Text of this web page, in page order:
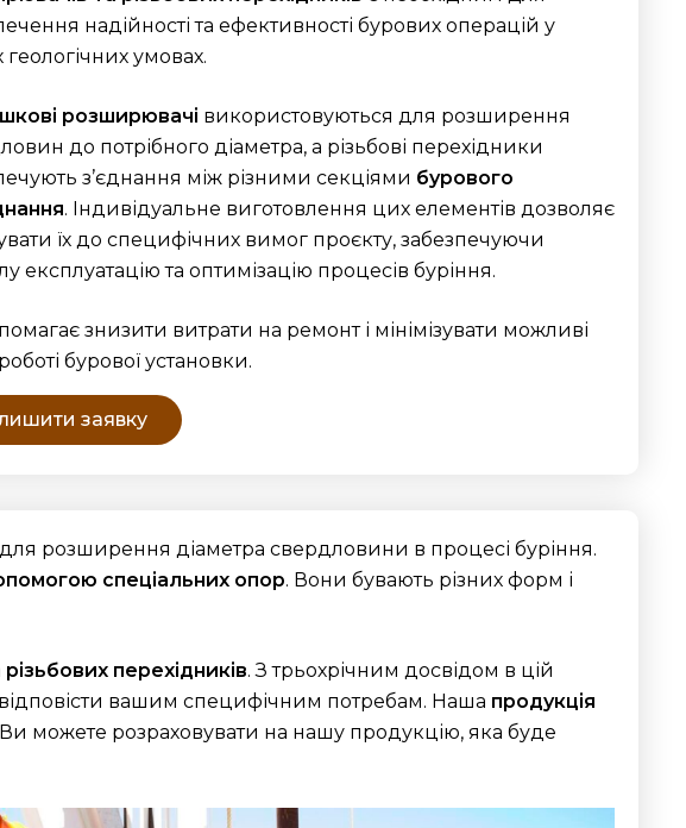
надійності та ефективності бурових операцій у
геологічних умовах.
розширювачі використовуються для розширення
до потрібного діаметра, а різьбові перехідники
з’єднання між різними секціями бурового
. Індивідуальне виготовлення цих елементів дозволяє
їх до специфічних вимог проєкту, забезпечуючи
експлуатацію та оптимізацію процесів буріння.
знизити витрати на ремонт і мінімізувати можливі
бурової установки.
заявку
розширення діаметра свердловини в процесі буріння.
спеціальних опор. Вони бувають різних форм і
перехідників. З трьохрічним досвідом в цій
вашим специфічним потребам. Наша продукція
можете розраховувати на нашу продукцію, яка буде